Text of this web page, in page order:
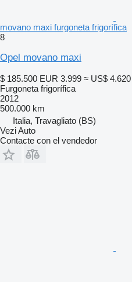
movano maxi furgoneta frigorífica
8
Opel movano maxi
$ 185.500 EUR 3.999 ≈ US$ 4.620
Furgoneta frigorífica
2012
500.000 km
Italia, Travagliato (BS)
Vezi Auto
Contacte con el vendedor